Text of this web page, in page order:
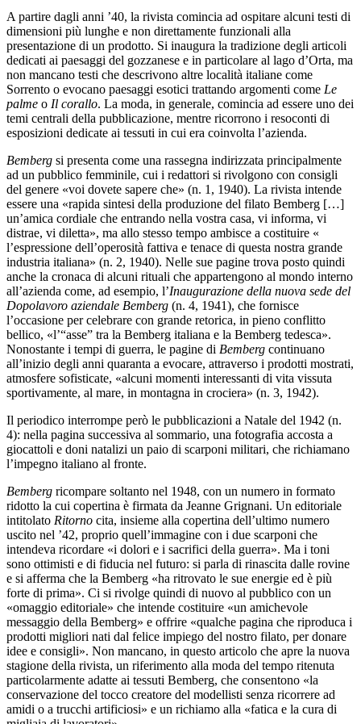
A partire dagli anni ’40, la rivista comincia ad ospitare alcuni testi di
dimensioni più lunghe e non direttamente funzionali alla
presentazione di un prodotto. Si inaugura la tradizione degli articoli
dedicati ai paesaggi del gozzanese e in particolare al lago d’Orta, ma
non mancano testi che descrivono altre località italiane come
Sorrento o evocano paesaggi esotici trattando argomenti come Le
palme o Il corallo. La moda, in generale, comincia ad essere uno dei
temi centrali della pubblicazione, mentre ricorrono i resoconti di
esposizioni dedicate ai tessuti in cui era coinvolta l’azienda.
Bemberg si presenta come una rassegna indirizzata principalmente
ad un pubblico femminile, cui i redattori si rivolgono con consigli
del genere «voi dovete sapere che» (n. 1, 1940). La rivista intende
essere una «rapida sintesi della produzione del filato Bemberg […]
un’amica cordiale che entrando nella vostra casa, vi informa, vi
distrae, vi diletta», ma allo stesso tempo ambisce a costituire «
l’espressione dell’operosità fattiva e tenace di questa nostra grande
industria italiana» (n. 2, 1940). Nelle sue pagine trova posto quindi
anche la cronaca di alcuni rituali che appartengono al mondo interno
all’azienda come, ad esempio, l’Inaugurazione della nuova sede del
Dopolavoro aziendale Bemberg (n. 4, 1941), che fornisce
l’occasione per celebrare con grande retorica, in pieno conflitto
bellico, «l’“asse” tra la Bemberg italiana e la Bemberg tedesca».
Nonostante i tempi di guerra, le pagine di Bemberg continuano
all’inizio degli anni quaranta a evocare, attraverso i prodotti mostrati,
atmosfere sofisticate, «alcuni momenti interessanti di vita vissuta
sportivamente, al mare, in montagna in crociera» (n. 3, 1942).
Il periodico interrompe però le pubblicazioni a Natale del 1942 (n.
4): nella pagina successiva al sommario, una fotografia accosta a
giocattoli e doni natalizi un paio di scarponi militari, che richiamano
l’impegno italiano al fronte.
Bemberg ricompare soltanto nel 1948, con un numero in formato
ridotto la cui copertina è firmata da Jeanne Grignani. Un editoriale
intitolato Ritorno cita, insieme alla copertina dell’ultimo numero
uscito nel ’42, proprio quell’immagine con i due scarponi che
intendeva ricordare «i dolori e i sacrifici della guerra». Ma i toni
sono ottimisti e di fiducia nel futuro: si parla di rinascita dalle rovine
e si afferma che la Bemberg «ha ritrovato le sue energie ed è più
forte di prima». Ci si rivolge quindi di nuovo al pubblico con un
«omaggio editoriale» che intende costituire «un amichevole
messaggio della Bemberg» e offrire «qualche pagina che riproduca i
prodotti migliori nati dal felice impiego del nostro filato, per donare
idee e consigli». Non mancano, in questo articolo che apre la nuova
stagione della rivista, un riferimento alla moda del tempo ritenuta
particolarmente adatte ai tessuti Bemberg, che consentono «la
conservazione del tocco creatore del modellisti senza ricorrere ad
amidi o a trucchi artificiosi» e un richiamo alla «fatica e la cura di